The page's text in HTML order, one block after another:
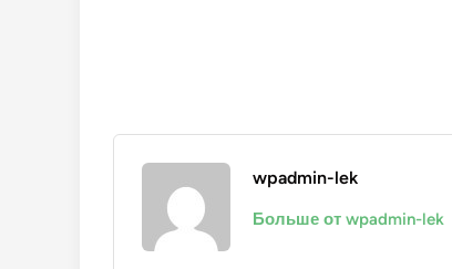
wpadmin-lek
Больше от wpadmin-lek